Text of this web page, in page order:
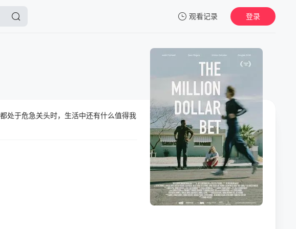
观看记录
暂无观看影片的记录
登录
处于危急关头时，生活中还有什么值得我